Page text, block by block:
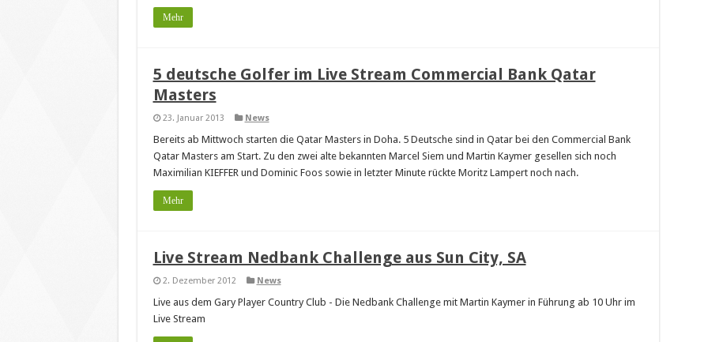
Mehr
5 deutsche Golfer im Live Stream Commercial Bank Qatar
Masters
23. Januar 2013 News
Bereits ab Mittwoch starten die Qatar Masters in Doha. 5 Deutsche sind in Qatar bei den Commercial Bank
Qatar Masters am Start. Zu den zwei alte bekannten Marcel Siem und Martin Kaymer gesellen sich noch
Maximilian KIEFFER und Dominic Foos sowie in letzter Minute rückte Moritz Lampert noch nach.
Mehr
Live Stream Nedbank Challenge aus Sun City, SA
2. Dezember 2012 News
Live aus dem Gary Player Country Club - Die Nedbank Challenge mit Martin Kaymer in Führung ab 10 Uhr im
Live Stream